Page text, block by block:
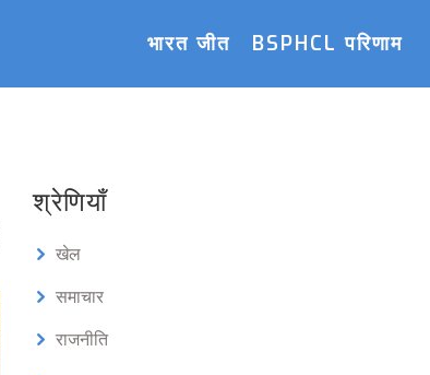
भारत जीत BSPHCL परिणाम
श्रेणियाँ
खेल
समाचार
राजनीति